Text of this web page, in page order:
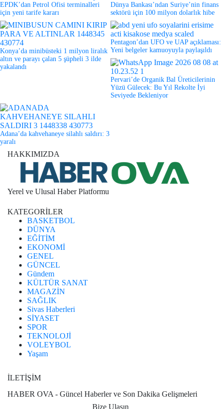
EPDK’dan Petrol Ofisi terminalleri
için yeni tarife kararı
Dünya Bankası’ndan Suriye’nin finans
sektörü için 100 milyon dolarlık hibe
Konya’da minibüsteki 1 milyon liralık
altın ve parayı çalan 5 şüpheli 3 ilde
yakalandı
Pentagon’dan UFO ve UAP açıklaması:
Yeni belgeler kamuoyuyla paylaşıldı
Pervari’de Organik Bal Üreticilerinin
Yüzü Gülecek: Bu Yıl Rekolte İyi
Seviyede Bekleniyor
Adana’da kahvehaneye silahlı saldırı: 3
yaralı
HAKKIMIZDA
Yerel ve Ulusal Haber Platformu
KATEGORİLER
BASKETBOL
DÜNYA
EĞİTİM
EKONOMİ
GENEL
GÜNCEL
Gündem
KÜLTÜR SANAT
MAGAZİN
SAĞLIK
Sivas Haberleri
SİYASET
SPOR
TEKNOLOJİ
VOLEYBOL
Yaşam
İLETİŞİM
HABER OVA - Güncel Haberler ve Son Dakika Gelişmeleri
Bize Ulaşın